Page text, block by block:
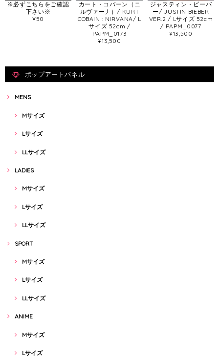
※必ずこちらをご確認
下さい※
¥50
カート・コバーン（ニ
ルヴァーナ）/ KURT
COBAIN : NIRVANA/ L
サイズ 52cm /
PAPM_0173
¥13,500
ジャスティン・ビーバ
ー/ JUSTIN BIEBER
VER.2 / Lサイズ 52cm
/ PAPM_0077
¥13,500
ポップアートパネル
MENS
Mサイズ
Lサイズ
LLサイズ
LADIES
Mサイズ
Lサイズ
LLサイズ
SPORT
Mサイズ
Lサイズ
LLサイズ
ANIME
Mサイズ
Lサイズ